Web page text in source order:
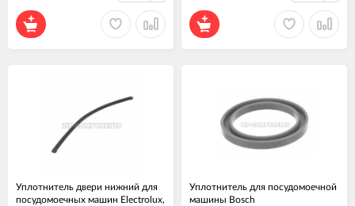
Уплотнитель двери нижний для
посудомоечных машин Electrolux,
Уплотнитель для посудомоечной
машины Bosch